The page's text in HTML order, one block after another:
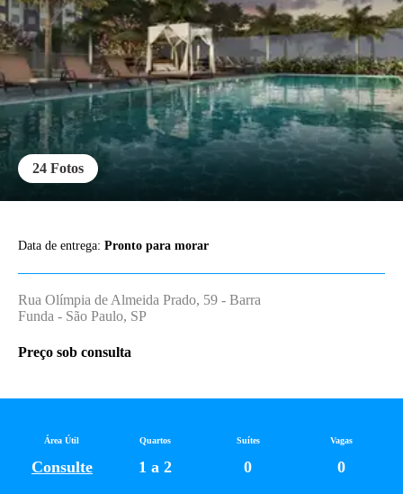
24 Fotos
Área Útil
Consulte
Quartos
1 a 2
Suítes
0
Vagas
0
Data de entrega: Pronto para morar
Rua Olímpia de Almeida Prado, 59 - Barra
Funda - São Paulo, SP
Preço sob consulta